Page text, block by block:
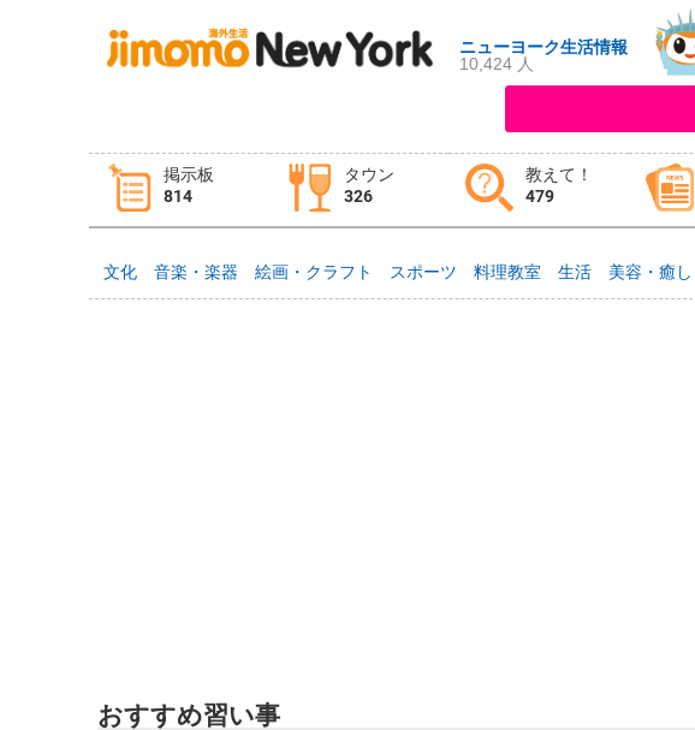
ニューヨーク生活情報
10,424 人
掲示板
814
タウン
326
教えて！
479
タウン情報
文化 音楽・楽器 絵画・クラフト スポーツ 料理教室 生活 美容・癒し
おすすめ習い事